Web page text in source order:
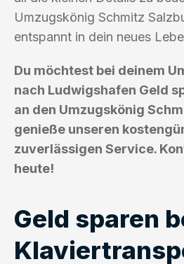
Umzugskönig Schmitz
entspannt in dein neues
Du möchtest bei deinem
nach Ludwigshafen Geld
an den Umzugskönig
genieße unseren
zuverlässigen Service.
heute!
Geld sparen